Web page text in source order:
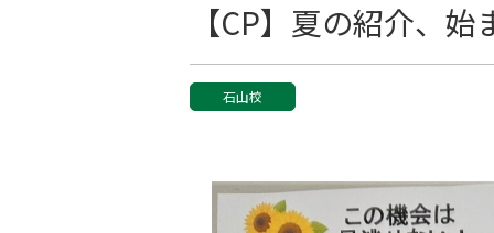
【CP】夏の紹介、
石山校